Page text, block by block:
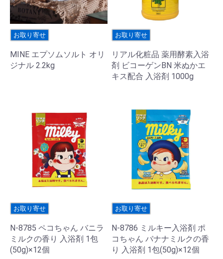
お取り寄せ
MINE エプソムソルト オリ
ジナル 2.2kg
お取り寄せ
リアル化粧品 薬用酵素入浴
剤 ビコーゲンBN 米ぬかエ
キス配合 入浴剤 1000g
お取り寄せ
N-8785 ペコちゃん バニラ
ミルクの香り 入浴剤 1包
(50g)×12個
お取り寄せ
N-8786 ミルキー入浴剤 ポ
コちゃん バナナミルクの香
り 入浴剤 1包(50g)×12個